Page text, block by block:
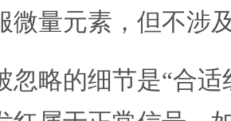
微量元素，但不涉
忽略的细节是“合